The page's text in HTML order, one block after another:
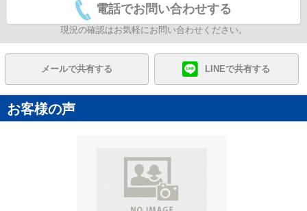
電話でお問い合わせする
現況の確認はお気軽にお問い合わせください。
メールで共有する LINEで共有する
お客様の声